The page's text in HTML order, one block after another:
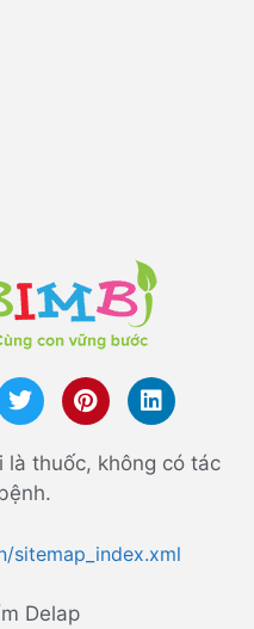
là thuốc, không có tác
sitemap_index.xml
Delap